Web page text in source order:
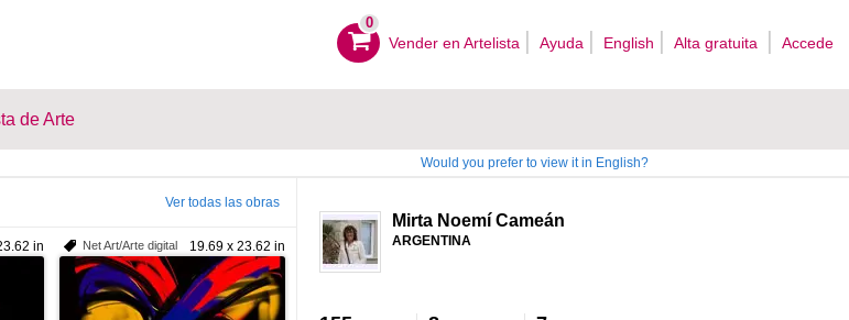
0
Vender en Artelista Ayuda English Alta gratuita Accede
de Arte
Would you prefer to view it in English?
Mirta Noemí Cameán
ARGENTINA
Ver todas las obras
in 19.69 x 23.62 in
Net Art/Arte digital